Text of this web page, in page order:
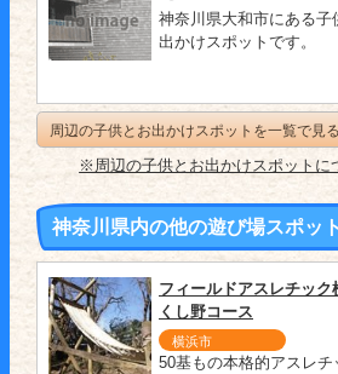
神奈川県大和市にある子
出かけスポットです。
周辺の子供とお出かけスポットを一覧で見る
※周辺の子供とお出かけスポット
神奈川県内の他の遊び場スポット
フィールドアスレチック
くし野コース
横浜市
50基もの本格的アスレチ